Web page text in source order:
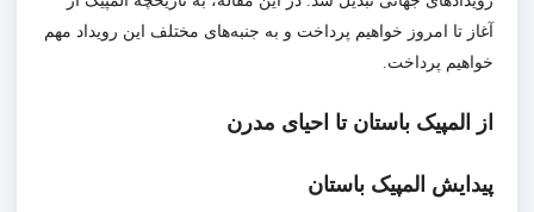
آغاز تا امروز خواهیم پرداخت و به جنبه‌های مختلف این رویداد مهم
خواهیم پرداخت.
از المپیک باستان تا احیای مدرن
پیدایش المپیک باستان